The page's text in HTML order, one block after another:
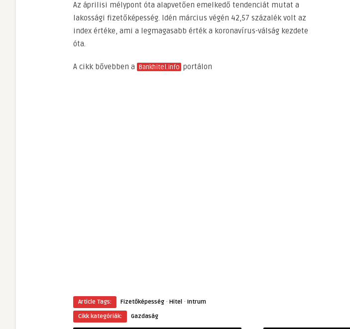
Az áprilisi mélypont óta alapvetően emelkedő tendenciát mutat a
lakossági fizetőképesség. Idén március végén 42,57 százalék volt az
index értéke, ami a legmagasabb érték a koronavírus-válság kezdete
óta.
A cikk bővebben a Bankhitel.info portálon
Article Tags: Fizetőképesség · Hitel · Intrum
Cikk kategóriák:
Gazdaság